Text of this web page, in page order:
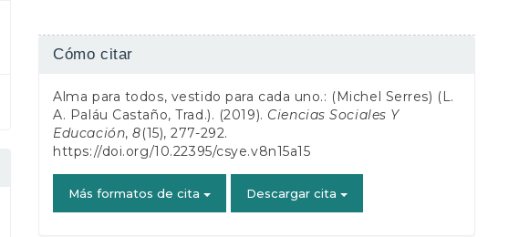
Detalles
artículo
Cómo citar
Alma para todos, vestido para cada uno.: (Michel Serres) (L.
A. Paláu Castaño, Trad.). (2019). Ciencias Sociales Y
Educación,8(15), 277-292.
https://doi.org/10.22395/csye.v8n15a15
Más formatos de cita Descargar cita